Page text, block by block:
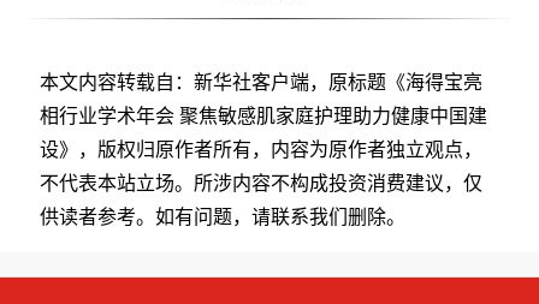
本文内容转载自：新华社客户端，原标题《海得宝亮
相行业学术年会 聚焦敏感肌家庭护理助力健康中国建
设》，版权归原作者所有，内容为原作者独立观点，
不代表本站立场。所涉内容不构成投资消费建议，仅
供读者参考。如有问题，请联系我们删除。